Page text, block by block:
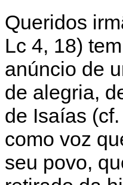
Queridos
Lc 4, 18)
anúncio de
de alegria,
de Isaías
como voz
seu povo,